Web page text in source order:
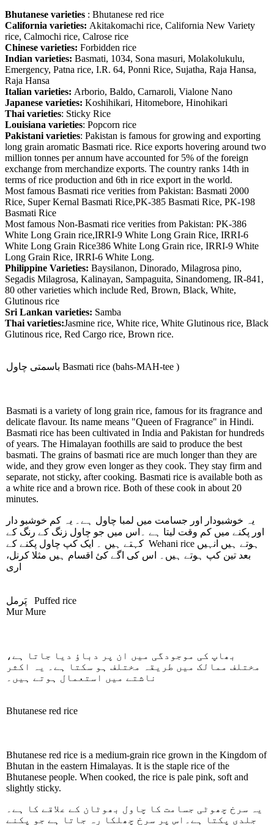
Bhutanese varieties : Bhutanese red rice
California varieties: Akitakomachi rice, California New Variety
rice, Calmochi rice, Calrose rice
Chinese varieties: Forbidden rice
Indian varieties: Basmati, 1034, Sona masuri, Molakolukulu,
Emergency, Patna rice, I.R. 64, Ponni Rice, Sujatha, Raja Hansa,
Raja Hansa
Italian varieties: Arborio, Baldo, Carnaroli, Vialone Nano
Japanese varieties: Koshihikari, Hitomebore, Hinohikari
Thai varieties: Sticky Rice
Louisiana varieties: Popcorn rice
Pakistani varieties: Pakistan is famous for growing and exporting
long grain aromatic Basmati rice. Rice exports hovering around two
million tonnes per annum have accounted for 5% of the foreign
exchange from merchandize exports. The country ranks 14th in
terms of rice production and 6th in rice export in the world.
Most famous Basmati rice verities from Pakistan: Basmati 2000
Rice, Super Kernal Basmati Rice,PK-385 Basmati Rice, PK-198
Basmati Rice
Most famous Non-Basmati rice verities from Pakistan: PK-386
White Long Grain rice,IRRI-9 White Long Grain Rice, IRRI-6
White Long Grain Rice386 White Long Grain rice, IRRI-9 White
Long Grain Rice, IRRI-6 White Long.
Philippine Varieties: Baysilanon, Dinorado, Milagrosa pino,
Segadis Milagrosa, Kalinayan, Sampaguita, Sinandomeng, IR-841,
80 other varieties which include Red, Brown, Black, White,
Glutinous rice
Sri Lankan varieties: Samba
Thai varieties:Jasmine rice, White rice, White Glutinous rice, Black
Glutinous rice, Red Cargo rice, Brown rice.
Basmati rice (bahs-MAH-tee )
Basmati is a variety of long grain rice, famous for its fragrance and
delicate flavour. Its name means "Queen of Fragrance" in Hindi.
Basmati rice has been cultivated in India and Pakistan for hundreds
of years. The Himalayan foothills are said to produce the best
basmati. The grains of basmati rice are much longer than they are
wide, and they grow even longer as they cook. They stay firm and
separate, not sticky, after cooking. Basmati rice is available both as
a white rice and a brown rice. Both of these cook in about 20
minutes.
یہ خوشبودار اور جسامت میں لمبا چاول ہے۔ یہ کم خوشبو دار
اور پکنے میں کم وقت لیتا ہے ۔اس میں جو چاول زنگ کے رنگ کے
ہوتے ہیں انہیں Wehani rice کہتے ہیں ۔ ایک کپ چاول پکنے کے
بعد تین کپ ہوتے ہیں۔ اس کی اگے کئ اقسام ہیں مثلا کرنل،
اری
پَرمل Puffed rice
Mur Mure
بھاپ کی موجودگی میں ان پر دباؤ دیا جاتا ہے،
مختلف ممالک میں طریقہ مختلف ہو سکتا ہے۔ یہ اکثر
ناشتے میں استعمال ہوتے ہیں۔
Bhutanese red rice
Bhutanese red rice is a medium-grain rice grown in the Kingdom of
Bhutan in the eastern Himalayas. It is the staple rice of the
Bhutanese people. When cooked, the rice is pale pink, soft and
slightly sticky.
یہ سرخ چھوٹی جسامت کا چاول بھوٹان کے علاقے کا ہے۔
جلدی پکتا ہے۔اس پر سرخ چھلکا رہ جاتا ہے جو پکنے